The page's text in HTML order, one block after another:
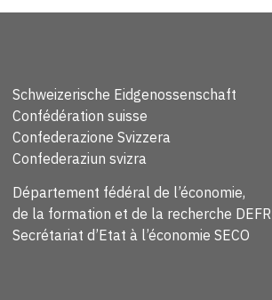
Schweizerische Eidgenossenschaft
Confédération suisse
Confederazione Svizzera
Confederaziun svizra
Département fédéral de l’économie,
de la formation et de la recherche DEFR
Secrétariat d’Etat à l’économie SECO